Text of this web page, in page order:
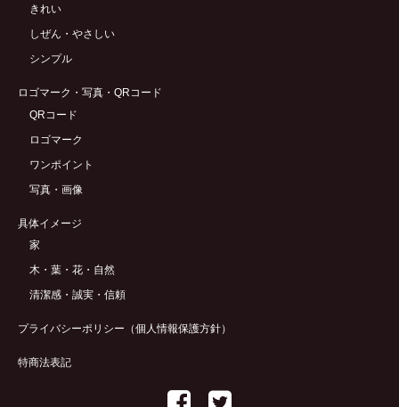
きれい
しぜん・やさしい
シンプル
ロゴマーク・写真・QRコード
QRコード
ロゴマーク
ワンポイント
写真・画像
具体イメージ
家
木・葉・花・自然
清潔感・誠実・信頼
プライバシーポリシー（個人情報保護方針）
特商法表記